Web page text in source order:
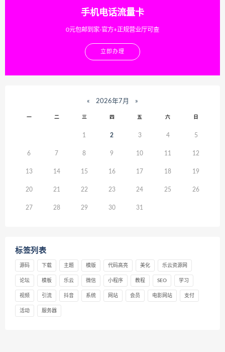
手机电话流量卡
0元包邮到家-官方+正规营业厅可查
立即办理
« 2026年7月 »
一 二 三 四 五 六 日
1 2 3 4 5
6 7 8 9 10 11 12
13 14 15 16 17 18 19
20 21 22 23 24 25 26
27 28 29 30 31
标签列表
源码 下载 主题 模版 代码高亮 美化 乐云资源网
论坛 模板 乐云 微信 小程序 教程 SEO 学习
视频 引流 抖音 系统 网站 会员 电影网站 支付
活动 服务器